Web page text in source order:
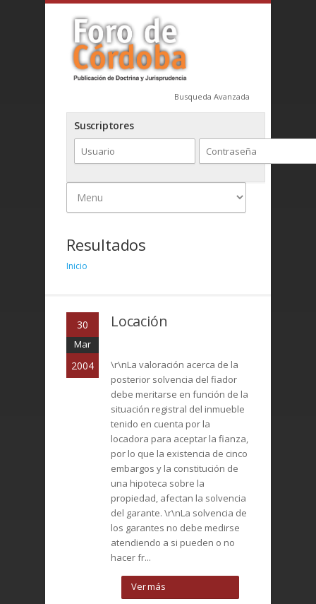
Busqueda Avanzada
Suscriptores
Resultados
Inicio
30
Mar
2004
Locación
\r\nLa valoración acerca de la
posterior solvencia del fiador
debe meritarse en función de la
situación registral del inmueble
tenido en cuenta por la
locadora para aceptar la fianza,
por lo que la existencia de cinco
embargos y la constitución de
una hipoteca sobre la
propiedad, afectan la solvencia
del garante. \r\nLa solvencia de
los garantes no debe medirse
atendiendo a si pueden o no
hacer fr...
Ver más